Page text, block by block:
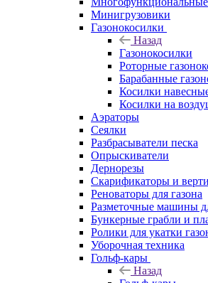
Минигрузовики
Газонокосилки
Назад
Газонокосилки
Роторные
Барабанные
Косилки
Косилки на
Аэраторы
Сеялки
Разбрасыватели песка
Опрыскиватели
Дернорезы
Скарификаторы и
Реноваторы для газона
Разметочные машины
Бункерные грабли и
Ролики для укатки
Уборочная техника
Гольф-кары
Назад